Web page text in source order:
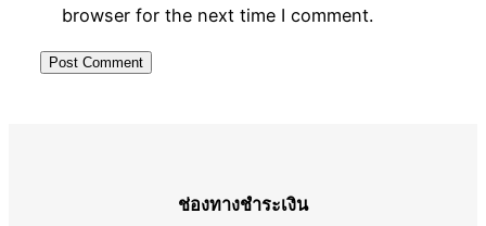
browser for the next time I comment.
ช่องทางชำระเงิน